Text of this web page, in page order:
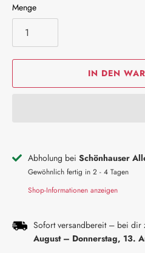
Menge
IN DEN
Abholung bei Schönhauser
Gewöhnlich fertig in 2 - 4 Tagen
Shop-Informationen anzeigen
Sofort versandbereit – bei dir
August– Donnerstag, 13.